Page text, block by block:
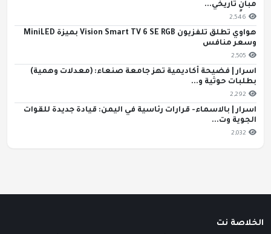
مبانٍ تاريخي...
2,546
هواوي تطلق تلفزيون Vision Smart TV 6 SE RGB بميزة MiniLED
وسعر منافس
2,505
اسرار | فضيحة أكاديمية تهز جامعة صنعاء: (معدلات وهمية)
بطلبات حوثية و...
2,292
اسرار | بالاسماء- قرارات رئاسية في اليمن: قيادة جديدة للقوات
الجوية وت...
2,032
الخلاصة نت